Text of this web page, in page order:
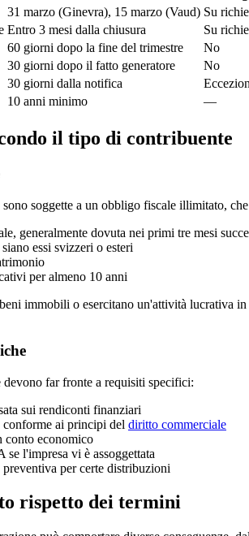
31 marzo (Ginevra), 15 marzo (Vaud) Su
Entro 3 mesi dalla chiusura Su
60 giorni dopo la fine del trimestre No
30 giorni dopo il fatto generatore No
30 giorni dalla notifica
10 anni minimo —
il tipo di contribuente
soggette a un obbligo fiscale illimitato,
generalmente dovuta nei primi tre mesi
essi svizzeri o esteri
per almeno 10 anni
immobili o esercitano un'attività
far fronte a requisiti specifici:
sui rendiconti finanziari
ai principi del diritto commerciale
conto economico
l'impresa vi è assoggettata
per certe distribuzioni
rispetto dei termini